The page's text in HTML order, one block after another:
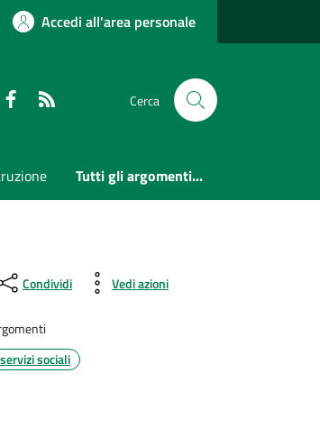
Accedi all'area personale
Faceboook Cerca
Tutti gli argomenti...
Condividi Vedi azioni
servizi sociali